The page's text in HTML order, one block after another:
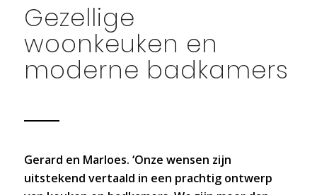
Gezellige
woonkeuken en
moderne badkamers
Gerard en Marloes. ‘Onze wensen zijn
uitstekend vertaald in een prachtig ontwerp